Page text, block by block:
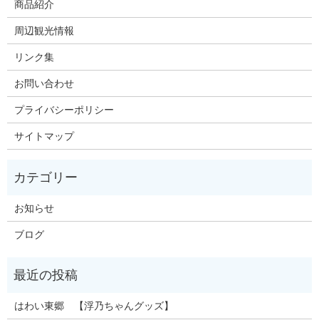
商品紹介
周辺観光情報
リンク集
お問い合わせ
プライバシーポリシー
サイトマップ
お知らせ
ブログ
はわい東郷 【浮乃ちゃんグッズ】